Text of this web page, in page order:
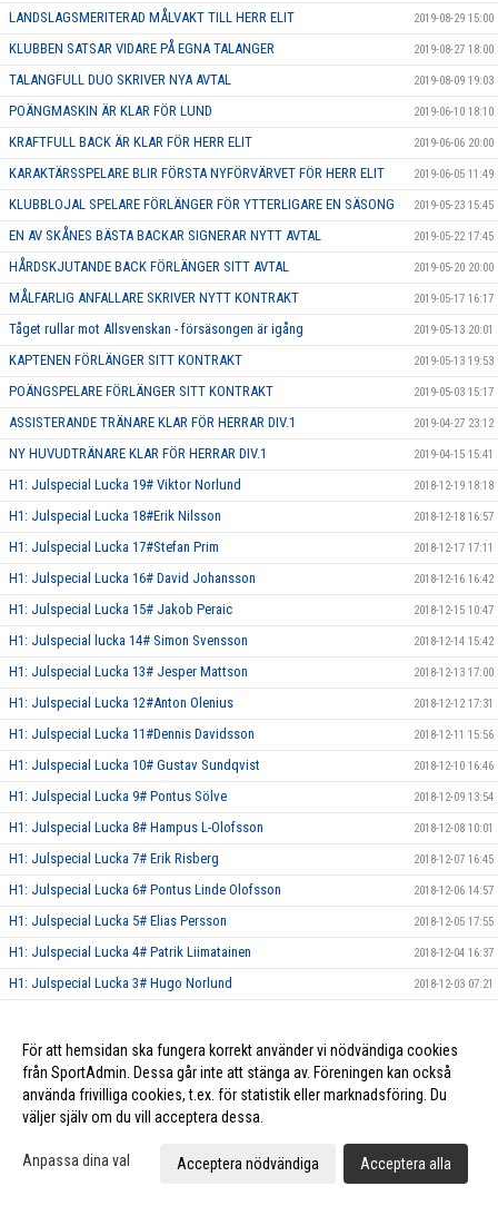
LANDSLAGSMERITERAD MÅLVAKT TILL HERR ELIT 2019-08-29 15:00
KLUBBEN SATSAR VIDARE PÅ EGNA TALANGER 2019-08-27 18:00
TALANGFULL DUO SKRIVER NYA AVTAL 2019-08-09 19:03
POÄNGMASKIN ÄR KLAR FÖR LUND 2019-06-10 18:10
KRAFTFULL BACK ÄR KLAR FÖR HERR ELIT 2019-06-06 20:00
KARAKTÄRSSPELARE BLIR FÖRSTA NYFÖRVÄRVET FÖR HERR ELIT 2019-06-05 11:49
KLUBBLOJAL SPELARE FÖRLÄNGER FÖR YTTERLIGARE EN SÄSONG 2019-05-23 15:45
EN AV SKÅNES BÄSTA BACKAR SIGNERAR NYTT AVTAL 2019-05-22 17:45
HÅRDSKJUTANDE BACK FÖRLÄNGER SITT AVTAL 2019-05-20 20:00
MÅLFARLIG ANFALLARE SKRIVER NYTT KONTRAKT 2019-05-17 16:17
Tåget rullar mot Allsvenskan - försäsongen är igång 2019-05-13 20:01
KAPTENEN FÖRLÄNGER SITT KONTRAKT 2019-05-13 19:53
POÄNGSPELARE FÖRLÄNGER SITT KONTRAKT 2019-05-03 15:17
ASSISTERANDE TRÄNARE KLAR FÖR HERRAR DIV.1 2019-04-27 23:12
NY HUVUDTRÄNARE KLAR FÖR HERRAR DIV.1 2019-04-15 15:41
H1: Julspecial Lucka 19# Viktor Norlund 2018-12-19 18:18
H1: Julspecial Lucka 18#Erik Nilsson 2018-12-18 16:57
H1: Julspecial Lucka 17#Stefan Prim 2018-12-17 17:11
H1: Julspecial Lucka 16# David Johansson 2018-12-16 16:42
H1: Julspecial Lucka 15# Jakob Peraic 2018-12-15 10:47
H1: Julspecial lucka 14# Simon Svensson 2018-12-14 15:42
H1: Julspecial Lucka 13# Jesper Mattson 2018-12-13 17:00
H1: Julspecial Lucka 12#Anton Olenius 2018-12-12 17:31
H1: Julspecial Lucka 11#Dennis Davidsson 2018-12-11 15:56
H1: Julspecial Lucka 10# Gustav Sundqvist 2018-12-10 16:46
H1: Julspecial Lucka 9# Pontus Sölve 2018-12-09 13:54
H1: Julspecial Lucka 8# Hampus L-Olofsson 2018-12-08 10:01
H1: Julspecial Lucka 7# Erik Risberg 2018-12-07 16:45
H1: Julspecial Lucka 6# Pontus Linde Olofsson 2018-12-06 14:57
H1: Julspecial Lucka 5# Elias Persson 2018-12-05 17:55
H1: Julspecial Lucka 4# Patrik Liimatainen 2018-12-04 16:37
H1: Julspecial Lucka 3# Hugo Norlund 2018-12-03 07:21
H1: Julspecial Lucka 1# Jesper Nilsson 2018-12-01 11:59
Herr Elit släpper Julkalender! 2018-11-28 21:41
Herr Elit tog tre nya poäng mot Röke IBK! 2018-11-24 16:53
Vinst mot Växjö IBK samt Hovshaga AIF för Herr Elit! 2018-11-04 12:28
För att hemsidan ska fungera korrekt använder vi nödvändiga cookies
från SportAdmin. Dessa går inte att stänga av. Föreningen kan också
använda frivilliga cookies, t.ex. för statistik eller marknadsföring. Du
väljer själv om du vill acceptera dessa.
Anpassa dina val Acceptera nödvändiga Acceptera alla